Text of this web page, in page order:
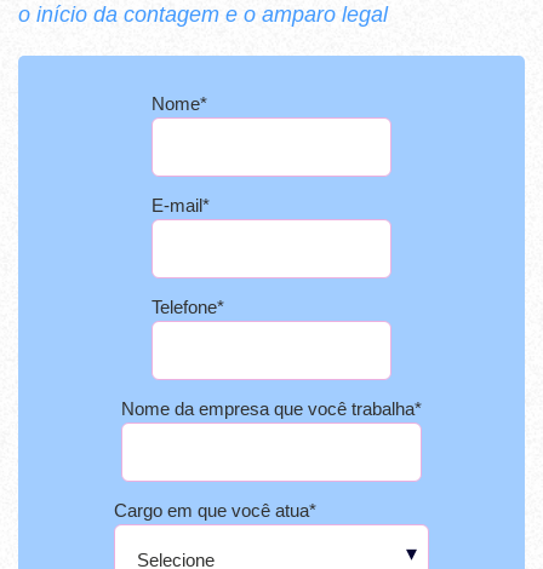
o início da contagem e o amparo legal
Nome*
E-mail*
Telefone*
Nome da empresa que você trabalha*
Cargo em que você atua*